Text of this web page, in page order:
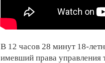
В 12 часов 28 минут 18-
имевший права